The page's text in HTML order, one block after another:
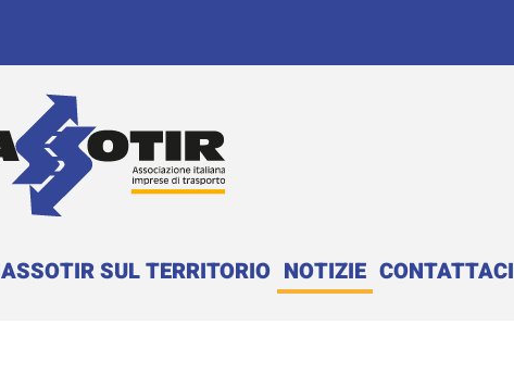
ASSOTIR SUL TERRITORIO NOTIZIE CONTATTACI